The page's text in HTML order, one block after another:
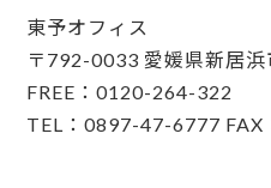
東予オフィス
〒792-0033 愛媛県新居
FREE：0120-264-322
TEL：0897-47-6777